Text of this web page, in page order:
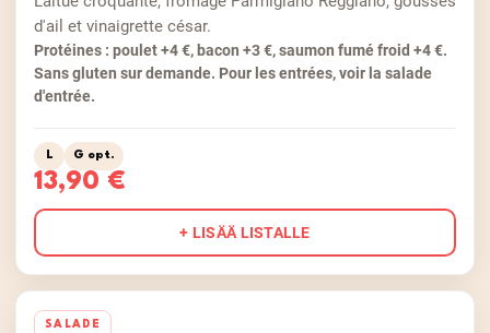
d'ail et vinaigrette césar.
Protéines : poulet +4 €, bacon +3 €, saumon fumé froid +4 €.
Sans gluten sur demande. Pour les entrées, voir la salade
d'entrée.
L G opt.
13,90 €
+ LISÄÄ LISTALLE
SALADE